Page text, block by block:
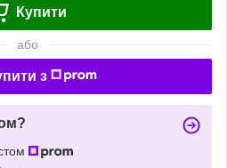
Купити
або
з